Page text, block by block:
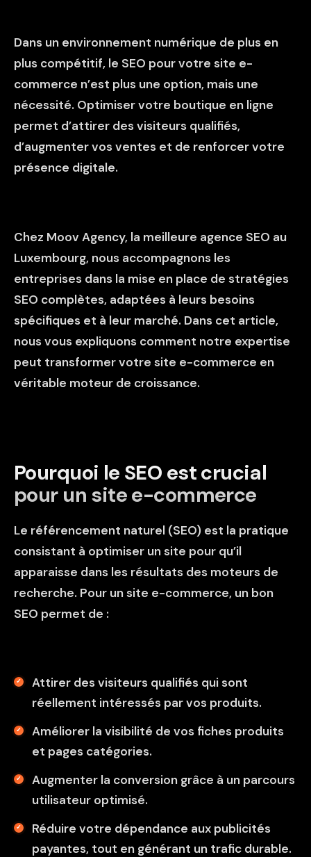
Dans un environnement numérique de plus en
plus compétitif, le SEO pour votre site e-
commerce n’est plus une option, mais une
nécessité. Optimiser votre boutique en ligne
permet d’attirer des visiteurs qualifiés,
d’augmenter vos ventes et de renforcer votre
présence digitale.
Chez Moov Agency, la meilleure agence SEO au
Luxembourg, nous accompagnons les
entreprises dans la mise en place de stratégies
SEO complètes, adaptées à leurs besoins
spécifiques et à leur marché. Dans cet article,
nous vous expliquons comment notre expertise
peut transformer votre site e-commerce en
véritable moteur de croissance.
Pourquoi le SEO est crucial
pour un site e-commerce
Le référencement naturel (SEO) est la pratique
consistant à optimiser un site pour qu’il
apparaisse dans les résultats des moteurs de
recherche. Pour un site e-commerce, un bon
SEO permet de :
Attirer des visiteurs qualifiés qui sont
réellement intéressés par vos produits.
Améliorer la visibilité de vos fiches produits
et pages catégories.
Augmenter la conversion grâce à un parcours
utilisateur optimisé.
Réduire votre dépendance aux publicités
payantes, tout en générant un trafic durable.